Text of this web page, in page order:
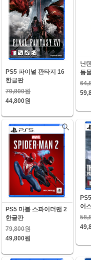
PS5 파이널 판타지 16
한글판
79,800원
44,800원
닌
동
PS5 마블 스파이더맨 2
한글판
79,800원
49,800원
어